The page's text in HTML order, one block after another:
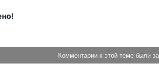
Комментарии к этой теме были